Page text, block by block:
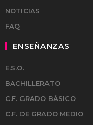
NOTICIAS
FAQ
ENSEÑANZAS
E.S.O.
BACHILLERATO
C.F. GRADO BÁSICO
C.F. DE GRADO MEDIO